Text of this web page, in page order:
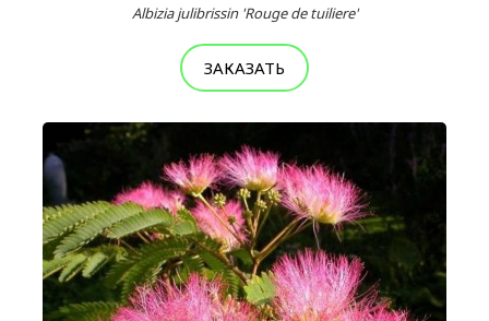
Albizia julibrissin 'Rouge de tuiliere'
ЗАКАЗАТЬ